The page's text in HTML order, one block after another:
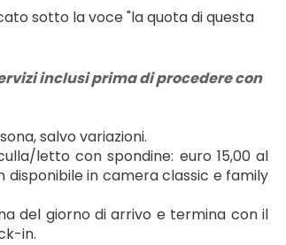
sotto la voce "la quota di questa
inclusi prima di procedere con
salvo variazioni.
letto con spondine: euro 15,00 al
in camera classic e family
del giorno di arrivo e termina con il
in.